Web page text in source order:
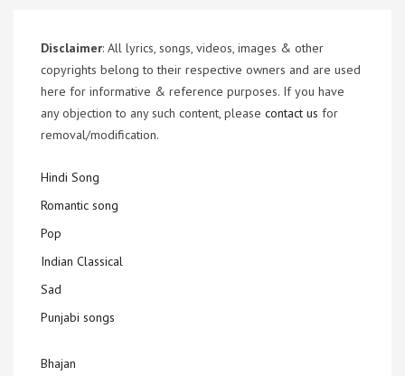
Disclaimer: All lyrics, songs, videos, images & other
copyrights belong to their respective owners and are used
here for informative & reference purposes. If you have
any objection to any such content, please contact us for
removal/modification.
Hindi Song
Romantic song
Pop
Indian Classical
Sad
Punjabi songs
Bhajan